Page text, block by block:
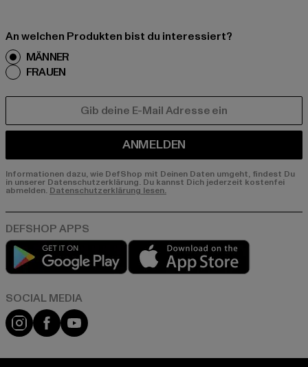
An welchen Produkten bist du interessiert?
MÄNNER
FRAUEN
ANMELDEN
Informationen dazu, wie DefShop mit Deinen Daten umgeht, findest Du
in unserer Datenschutzerklärung. Du kannst Dich jederzeit kostenfei
abmelden. Datenschutzerklärung lesen.
Play market
Instagram
FacebookYouTube